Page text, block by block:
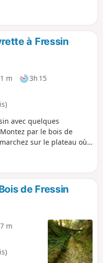
à Fressin
m
3h 15
avec quelques
par le bois de
sur le plateau où
près sur le retour.
diront que cela est
balisés mais pour moi il
de la communauté.
de Fressin
m